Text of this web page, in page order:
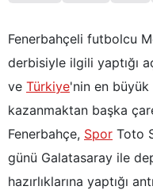
Fenerbahçeli futbolcu
derbisiyle ilgili yaptığı
ve Türkiye'nin en büyük
kazanmaktan başka
Fenerbahçe, Spor Toto
günü Galatasaray ile
hazırlıklarına yaptığı